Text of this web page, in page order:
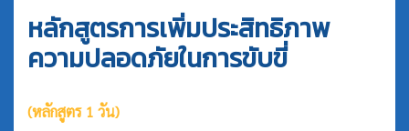
หลักสูตรการเพิ่มประสิทธิภาพ
ความปลอดภัยในการขับขี่
(หลักสูตร 1 วัน)